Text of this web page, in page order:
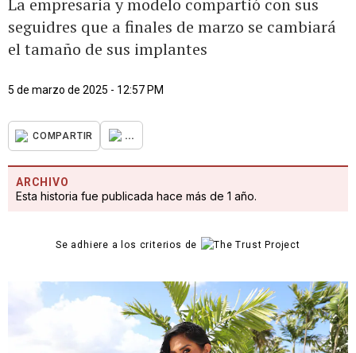
La empresaria y modelo compartió con sus
seguidres que a finales de marzo se cambiará
el tamaño de sus implantes
5 de marzo de 2025 - 12:57 PM
COMPARTIR ...
ARCHIVO
Esta historia fue publicada hace más de 1 año.
Se adhiere a los criterios de